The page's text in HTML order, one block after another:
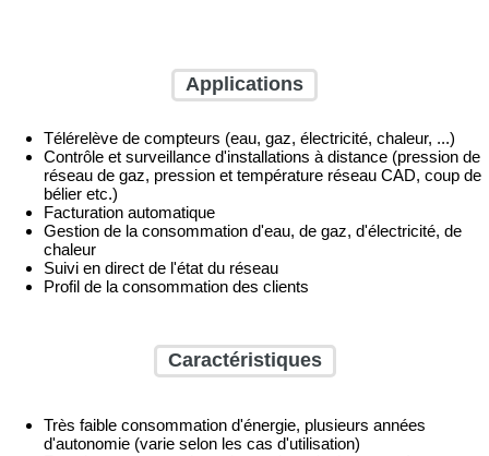
Applications
Télérelève de compteurs (eau, gaz, électricité, chaleur, ...)
Contrôle et surveillance d'installations à distance (pression de
réseau de gaz, pression et température réseau CAD, coup de
bélier etc.)
Facturation automatique
Gestion de la consommation d'eau, de gaz, d'électricité, de
chaleur
Suivi en direct de l'état du réseau
Profil de la consommation des clients
Caractéristiques
Très faible consommation d'énergie, plusieurs années
d'autonomie (varie selon les cas d'utilisation)